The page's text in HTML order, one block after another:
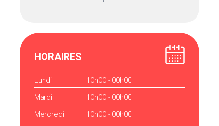
HORAIRES
Lundi
10h00 - 00h00
Mardi
10h00 - 00h00
Mercredi
10h00 - 00h00